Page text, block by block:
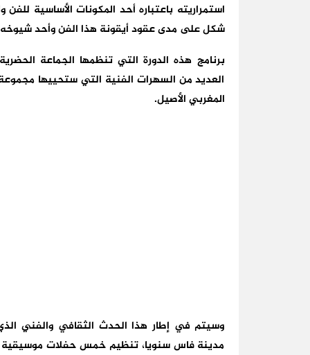
استمراريته باعتباره أحد المكونات الأساسية
شكل على مدى عقود أيقونة هذا الفن وأحد شيوخه
برنامج هذه الدورة التي تنظمها الجماعة
العديد من السهرات الفنية التي ستحييها
المغربي الأصيل.
وسيتم في إطار هذا الحدث الثقافي والفني
مدينة فاس سنويا، تنظيم خمس حفلات موسيقية